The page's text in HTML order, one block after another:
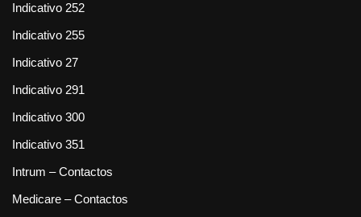
Indicativo 252
Indicativo 255
Indicativo 27
Indicativo 291
Indicativo 300
Indicativo 351
Intrum – Contactos
Medicare – Contactos